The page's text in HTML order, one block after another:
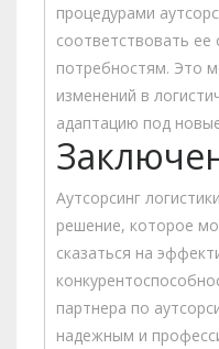
процедурами
соответствовать
потребностям. Это
изменений в
адаптацию под
Аутсорсинг
решение, которое
сказаться на
партнера по
надежным и